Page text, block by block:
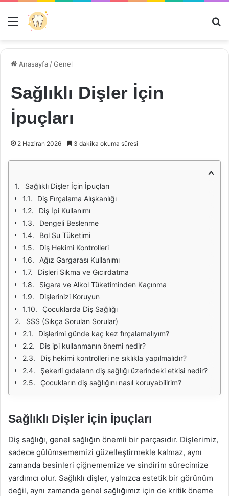
Menü
Anasayfa /Genel
Sağlıklı Dişler İçin
İpuçları
2 Haziran 2026 3 dakika okuma süresi
Sağlıklı Dişler İçin İpuçları
Diş Fırçalama Alışkanlığı
Diş İpi Kullanımı
Dengeli Beslenme
Bol Su Tüketimi
Diş Hekimi Kontrolleri
Ağız Gargarası Kullanımı
Dişleri Sıkma ve Gıcırdatma
Sigara ve Alkol Tüketiminden Kaçınma
Dişlerinizi Koruyun
Çocuklarda Diş Sağlığı
SSS (Sıkça Sorulan Sorular)
Dişlerimi günde kaç kez fırçalamalıyım?
Diş ipi kullanmanın önemi nedir?
Diş hekimi kontrolleri ne sıklıkla yapılmalıdır?
Şekerli gıdaların diş sağlığı üzerindeki etkisi nedir?
Çocukların diş sağlığını nasıl koruyabilirim?
Sağlıklı Dişler İçin İpuçları
Diş sağlığı, genel sağlığın önemli bir parçasıdır. Dişlerimiz,
sadece gülümsememizi güzelleştirmekle kalmaz, aynı
zamanda besinleri çiğnememize ve sindirim sürecimize
yardımcı olur. Sağlıklı dişler, yalnızca estetik bir görünüm
değil, aynı zamanda genel sağlığımız için de kritik öneme